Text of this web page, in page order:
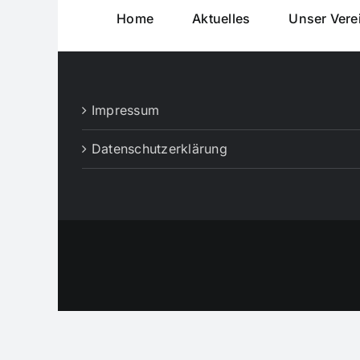
Home Aktuelles Unser
Impressum
Datenschutzerklärung